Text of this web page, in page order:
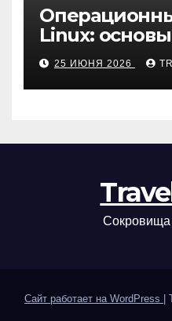
Linux:
компоненты
применения
25 ИЮНЯ 2026
Сокровища
Сайт работает на WordPress